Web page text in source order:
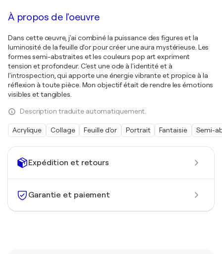
Expédition et retours
Garantie et paiement
À propos de l'oeuvre
Dans cette œuvre, j'ai combiné la puissance des figures et la
luminosité de la feuille d'or pour créer une aura mystérieuse. Les
formes semi-abstraites et les couleurs pop art expriment
tension et profondeur. C'est une ode à l'identité et à
l'introspection, qui apporte une énergie vibrante et propice à la
réflexion à toute pièce. Mon objectif était de rendre les émotions
visibles et tangibles.
Description traduite automatiquement.
Acrylique Collage Feuille d'or Portrait Fantaisie Semi-